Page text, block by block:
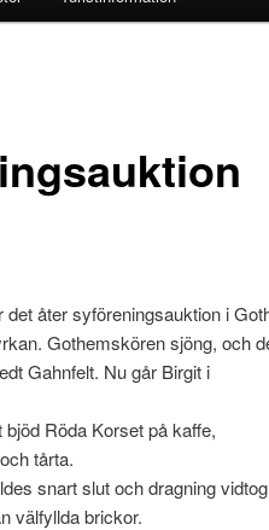
åter syföreningsauktion i
Gothemskören sjöng, och
Gahnfelt. Nugår Birgit i
Röda Korset på kaffe,
tårta.
snart slut och dragning
välfyllda brickor.